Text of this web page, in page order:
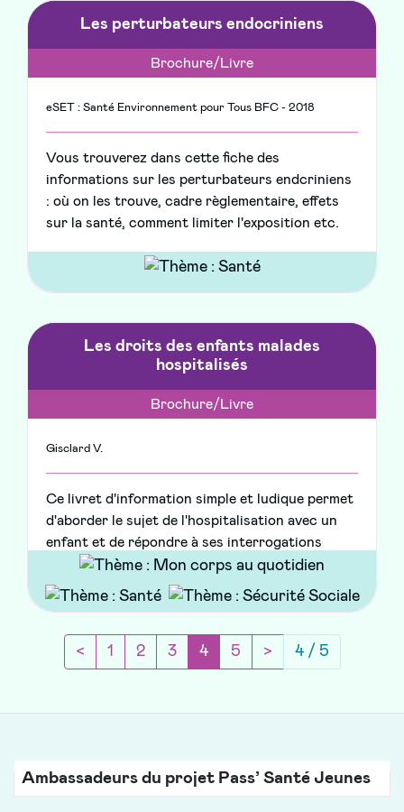
Les perturbateurs endocriniens
Brochure/Livre
eSET : Santé Environnement pour Tous BFC - 2018
Vous trouverez dans cette fiche des
informations sur les perturbateurs endcriniens
: où on les trouve, cadre règlementaire, effets
sur la santé, comment limiter l'exposition etc.
Les droits des enfants malades
hospitalisés
Brochure/Livre
Gisclard V.
Ce livret d'information simple et ludique permet
d'aborder le sujet de l'hospitalisation avec un
enfant et de répondre à ses interrogations
<Page précédente
1 2 3 4(current)
5 >Page suivante
4 / 5
Ambassadeurs du projet Pass’ Santé Jeunes